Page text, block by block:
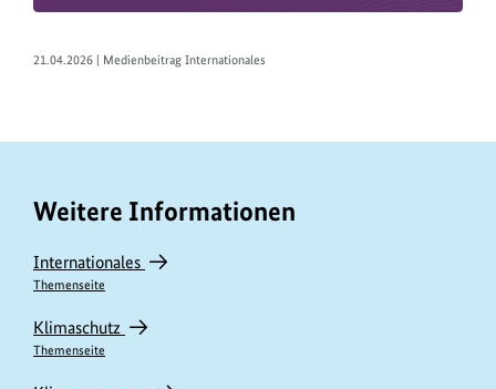
die
der
21.04.2026 | Medienbeitrag Internationales
Weitere Informationen
Internationales
Themenseite
Klimaschutz
Themenseite